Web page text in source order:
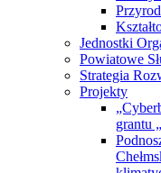
Jednostki
Powiatowe
Strategia
Projekty
grantu